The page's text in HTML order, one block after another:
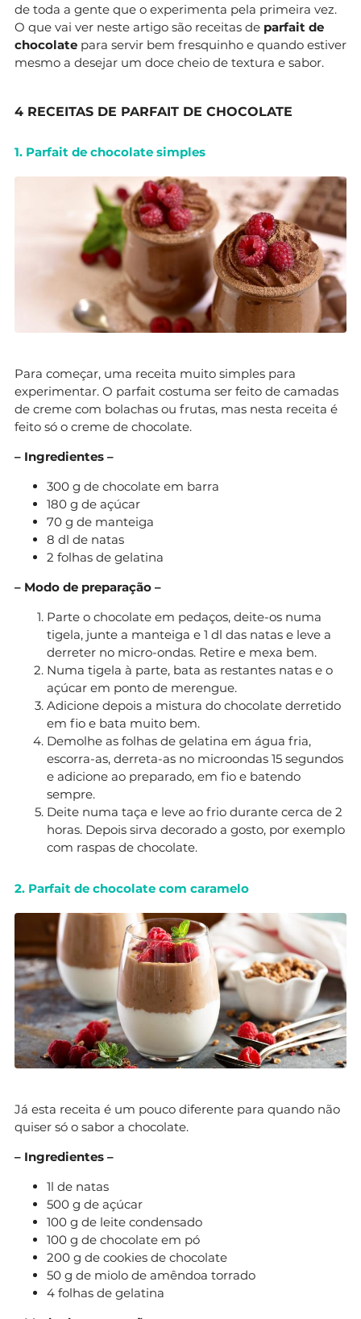
de toda a gente que o experimenta pela primeira vez.
O que vai ver neste artigo são receitas de parfait de
chocolate para servir bem fresquinho e quando estiver
mesmo a desejar um doce cheio de textura e sabor.
4 RECEITAS DE PARFAIT DE CHOCOLATE
1. Parfait de chocolate simples
Para começar, uma receita muito simples para
experimentar. O parfait costuma ser feito de camadas
de creme com bolachas ou frutas, mas nesta receita é
feito só o creme de chocolate.
– Ingredientes –
300 g de chocolate em barra
180 g de açúcar
70 g de manteiga
8 dl de natas
2 folhas de gelatina
– Modo de preparação –
Parte o chocolate em pedaços, deite-os numa
tigela, junte a manteiga e 1 dl das natas e leve a
derreter no micro-ondas. Retire e mexa bem.
Numa tigela à parte, bata as restantes natas e o
açúcar em ponto de merengue.
Adicione depois a mistura do chocolate derretido
em fio e bata muito bem.
Demolhe as folhas de gelatina em água fria,
escorra-as, derreta-as no microondas 15 segundos
e adicione ao preparado, em fio e batendo
sempre.
Deite numa taça e leve ao frio durante cerca de 2
horas. Depois sirva decorado a gosto, por exemplo
com raspas de chocolate.
2. Parfait de chocolate com caramelo
Já esta receita é um pouco diferente para quando não
quiser só o sabor a chocolate.
– Ingredientes –
1l de natas
500 g de açúcar
100 g de leite condensado
100 g de chocolate em pó
200 g de cookies de chocolate
50 g de miolo de amêndoa torrado
4 folhas de gelatina